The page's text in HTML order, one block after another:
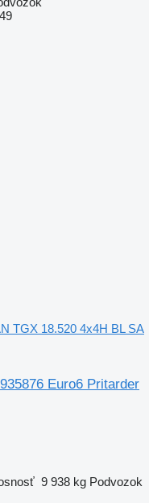
49
TGX 18.520 4x4H BL SA
Euro6 Pritarder
9 938 kg Podvozok